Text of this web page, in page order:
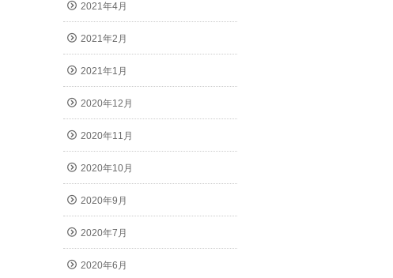
2021年4月
2021年2月
2021年1月
2020年12月
2020年11月
2020年10月
2020年9月
2020年7月
2020年6月